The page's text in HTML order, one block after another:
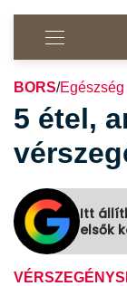
BORS/Egészség
5 étel,
Itt
elsők